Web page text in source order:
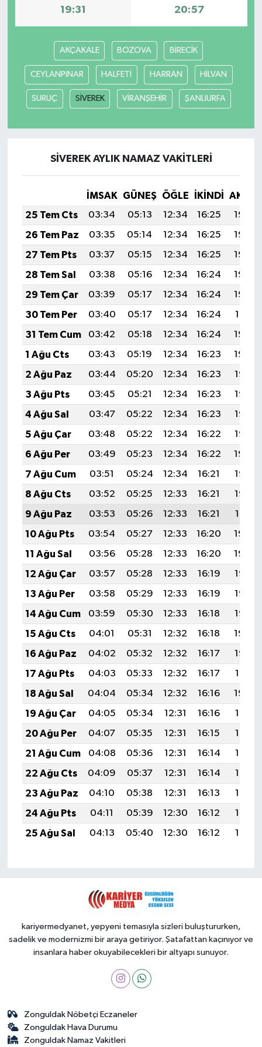
19:31 20:57
AKÇAKALE BOZOVA BİRECİK
CEYLANPINAR HALFETİ HARRAN HİLVAN
SURUÇ SİVEREK VİRANŞEHİR ŞANLIURFA
SİVEREK AYLIK NAMAZ VAKITLERI
İMSAK GÜNEŞ ÖĞLE İKINDI
25 Tem Cts
03:34 05:13 12:34 16:25
19:45
26 Tem Paz
03:35 05:14 12:34 16:25
19:45
27 Tem Pts
03:37 05:15 12:34 16:25
19:44
28 Tem Sal
03:38 05:16 12:34 16:24
19:43
29 Tem Çar
03:39 05:17 12:34 16:24
19:42
30 Tem Per
03:40 05:17 12:34 16:24
19:41
31 Tem Cum
03:42 05:18 12:34 16:24
19:40
1 Ağu Cts
03:43 05:19 12:34 16:23
19:39
2 Ağu Paz
03:44 05:20 12:34 16:23
19:38
3 Ağu Pts
03:45 05:21 12:34 16:23
19:37
4 Ağu Sal
03:47 05:22 12:34 16:23
19:36
5 Ağu Çar
03:48 05:22 12:34 16:22
19:35
6 Ağu Per
03:49 05:23 12:34 16:22
19:34
7 Ağu Cum
03:51 05:24 12:34 16:21
19:33
8 Ağu Cts
03:52 05:25 12:33 16:21
19:32
9 Ağu Paz
03:53 05:26 12:33 16:21
19:31
10 Ağu Pts
03:54 05:27 12:33 16:20
19:30
11 Ağu Sal
03:56 05:28 12:33 16:20
19:29
12 Ağu Çar
03:57 05:28 12:33 16:19
19:27
13 Ağu Per
03:58 05:29 12:33 16:19
19:26
14 Ağu Cum
03:59 05:30 12:33 16:18
19:25
15 Ağu Cts
04:01 05:31 12:32 16:18
19:24
16 Ağu Paz
04:02 05:32 12:32 16:17
19:22
17 Ağu Pts
04:03 05:33 12:32 16:17
19:21
18 Ağu Sal
04:04 05:34 12:32 16:16
19:20
19 Ağu Çar
04:05 05:34 12:31 16:16
19:19
20 Ağu Per
04:07 05:35 12:31 16:15
19:17
21 Ağu Cum
04:08 05:36 12:31 16:14
19:16
22 Ağu Cts
04:09 05:37 12:31 16:14
19:15
23 Ağu Paz
04:10 05:38 12:31 16:13
19:13
24 Ağu Pts
04:11 05:39 12:30 16:12
19:12
25 Ağu Sal
04:13 05:40 12:30 16:12 19:10
kariyermedyanet, yepyeni temasıyla sizleri buluştururken,
sadelik ve modernizmi bir araya getiriyor. Şatafattan kaçınıyor ve
insanlara haber okuyabilecekleri bir altyapı sunuyor.
Zonguldak Nöbetçi Eczaneler
Zonguldak Hava Durumu
Zonguldak Namaz Vakitleri